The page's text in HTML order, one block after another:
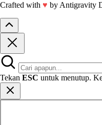
Crafted with ♥ by Antigravity
Tekan ESC untuk menutup.